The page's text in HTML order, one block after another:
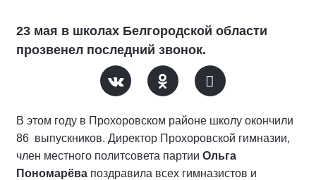
23 мая в школах Белгородской области
прозвенел последний звонок.
В этом году в Прохоровском районе школу окончили
86 выпускников. Директор Прохоровской гимназии,
член местного политсовета партии Ольга
Пономарёва поздравила всех гимназистов и